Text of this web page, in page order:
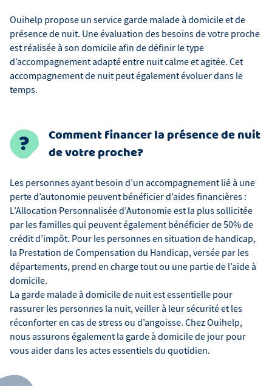
Ouihelp propose un service garde malade à domicile et de
présence de nuit. Une évaluation des besoins de votre proche
est réalisée à son domicile afin de définir le type
d’accompagnement adapté entre nuit calme et agitée. Cet
accompagnement de nuit peut également évoluer dans le
temps.
Comment financer la présence de nuit
de votre proche?
Les personnes ayant besoin d’un accompagnement lié à une
perte d’autonomie peuvent bénéficier d’aides financières :
L’Allocation Personnalisée d’Autonomie est la plus sollicitée
par les familles qui peuvent également bénéficier de 50% de
crédit d’impôt. Pour les personnes en situation de handicap,
la Prestation de Compensation du Handicap, versée par les
départements, prend en charge tout ou une partie de l’aide à
domicile.
La garde malade à domicile de nuit est essentielle pour
rassurer les personnes la nuit, veiller à leur sécurité et les
réconforter en cas de stress ou d’angoisse. Chez Ouihelp,
nous assurons également la garde à domicile de jour pour
vous aider dans les actes essentiels du quotidien.